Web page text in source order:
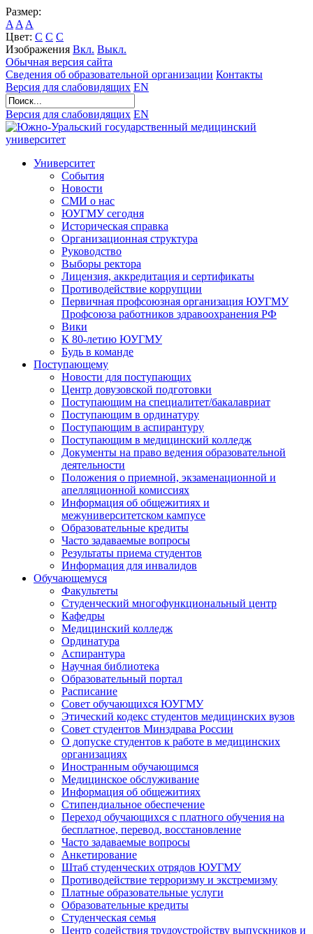
Размер:
A A A
Цвет: C C C
Изображения Вкл. Выкл.
Обычная версия сайта
Сведения об образовательной организации Контакты
Версия для слабовидящих EN
Версия для слабовидящих EN
Университет
События
Новости
СМИ о нас
ЮУГМУ сегодня
Историческая справка
Организационная структура
Руководство
Выборы ректора
Лицензия, аккредитация и сертификаты
Противодействие коррупции
Первичная профсоюзная организация ЮУГМУ
Профсоюза работников здравоохранения РФ
Вики
К 80-летию ЮУГМУ
Будь в команде
Поступающему
Новости для поступающих
Центр довузовской подготовки
Поступающим на специалитет/бакалавриат
Поступающим в ординатуру
Поступающим в аспирантуру
Поступающим в медицинский колледж
Документы на право ведения образовательной
деятельности
Положения о приемной, экзаменационной и
апелляционной комиссиях
Информация об общежитиях и
межуниверситетском кампусе
Образовательные кредиты
Часто задаваемые вопросы
Результаты приема студентов
Информация для инвалидов
Обучающемуся
Факультеты
Студенческий многофункциональный центр
Кафедры
Медицинский колледж
Ординатура
Аспирантура
Научная библиотека
Образовательный портал
Расписание
Совет обучающихся ЮУГМУ
Этический кодекс студентов медицинских вузов
Совет студентов Минздрава России
О допуске студентов к работе в медицинских
организациях
Иностранным обучающимся
Медицинское обслуживание
Информация об общежитиях
Стипендиальное обеспечение
Переход обучающихся с платного обучения на
бесплатное, перевод, восстановление
Часто задаваемые вопросы
Анкетирование
Штаб студенческих отрядов ЮУГМУ
Противодействие терроризму и экстремизму
Платные образовательные услуги
Образовательные кредиты
Студенческая семья
Центр содействия трудоустройству выпускников и